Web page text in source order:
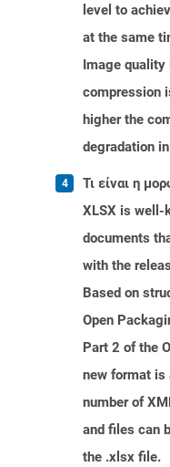
level to
at the same
Image
compression
higher the
degradation
Τι είναι η
XLSX is well-
documents
with the
Based on
Open
Part 2 of the
new format is
number of
and files can
the .xlsx file.